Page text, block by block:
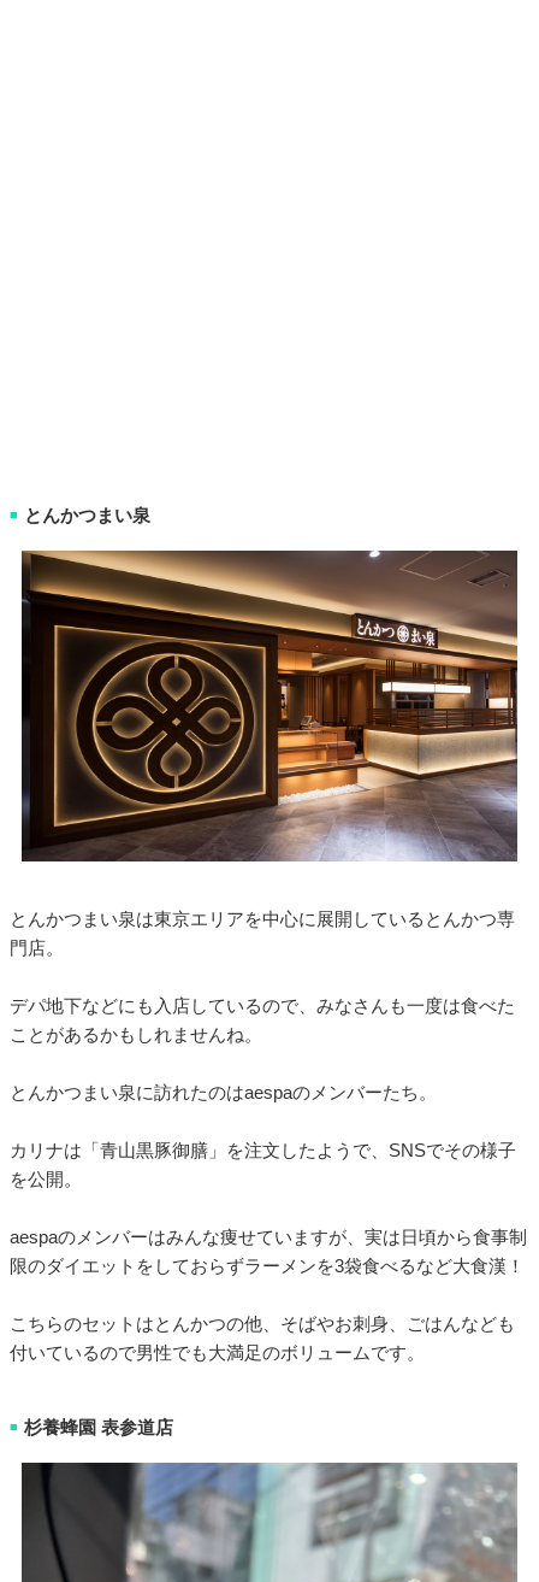
■ とんかつまい泉
とんかつまい泉は東京エリアを中心に展開しているとんかつ専
門店。
デパ地下などにも入店しているので、みなさんも一度は食べた
ことがあるかもしれませんね。
とんかつまい泉に訪れたのはaespaのメンバーたち。
カリナは「青山黒豚御膳」を注文したようで、SNSでその様子
を公開。
aespaのメンバーはみんな痩せていますが、実は日頃から食事制
限のダイエットをしておらずラーメンを3袋食べるなど大食漢！
こちらのセットはとんかつの他、そばやお刺身、ごはんなども
付いているので男性でも大満足のボリュームです。
■ 杉養蜂園 表参道店